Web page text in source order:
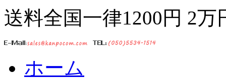
送料全国一律1200円 2
ホーム